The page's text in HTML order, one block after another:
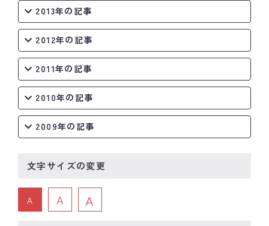
2013年の記事
2012年の記事
2011年の記事
2010年の記事
2009年の記事
文字サイズの変更
A A A